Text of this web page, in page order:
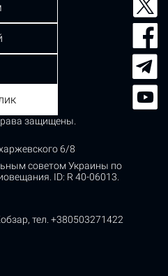
защищены.
6/8
советом Украины по
ID: R 40-06013.
тел. +380503271422